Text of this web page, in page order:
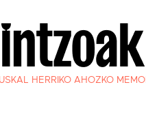
HERRIKO AHOZKO